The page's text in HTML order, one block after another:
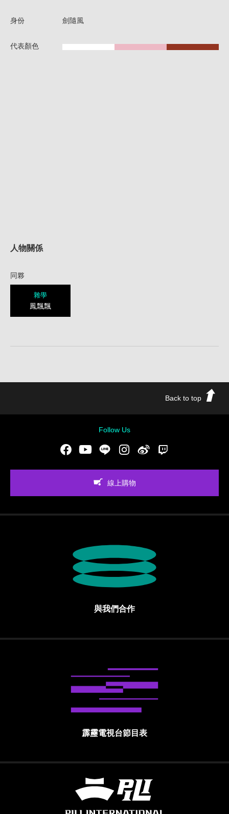
身份 劍隨風
代表顏色
人物關係
同夥
雜學
鳳飄飄
Back to top
Follow Us
FacebookYoutubeLINE Instgram新浪微博
線上購物
與我們合作
霹靂電視台節目表
霹靂國際多媒體股份有限公司 PILI